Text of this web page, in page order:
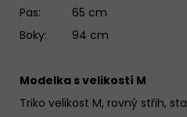
Pas: 65 cm
Boky: 94 cm
Modelka s velikostí M
Triko velikost M, rovný střih,